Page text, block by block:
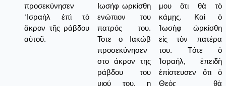
προσεκύνησεν
᾿Ισραὴλ ἐπὶ τὸ
ἄκρον τῆς ράβδου
αὐτοῦ.
Ιωσήφ ωρκίσθη
ενώπιον του
πατρός του.
Τοτε ο Ιακώβ
προσεκύνησεν
στο άκρον της
ράβδου του
υιού του, η
μου ὅτι θὰ τὸ
κάμῃς. Καὶ ὁ
Ἰωσὴφ ὡρκίσθη
εἰς τὸν πατέρα
του. Τότε ὁ
Ἰσραήλ, ἐπειδὴ
ἐπίστευσεν ὅτι ὁ
Θεὸς θὰ